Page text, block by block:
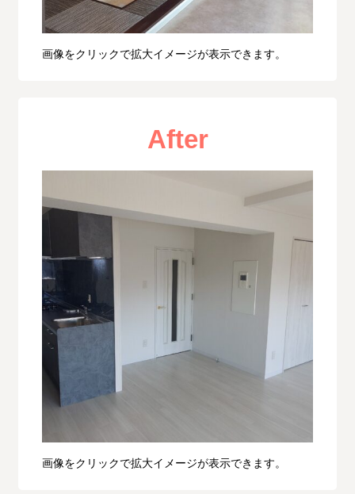
画像をクリックで拡大イメージが表示できます。
After
画像をクリックで拡大イメージが表示できます。